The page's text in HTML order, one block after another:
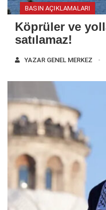
BASIN AÇIKLAMALARI
Köprüler ve
satılamaz!
YAZAR GENEL MERKEZ